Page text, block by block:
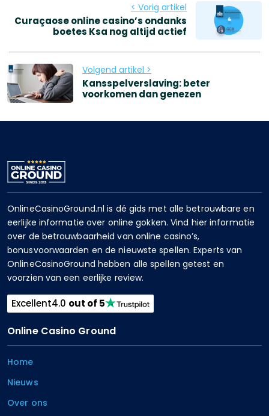
< Vorig artikel
Curaçaose online casino’s ondanks
boetes Ksa nog altijd actief
Volgend artikel >
Kansspelverslaving: beter
voorkomen dan genezen
OnlineCasinoGround.nl is dé gids met alle betrouwbare en
eerlijke informatie over online gokken. Vind hier informatie
over de betrouwbaarheid van online casino’s,
bonusvoorwaarden en de nieuwste spellen. Experts van
OnlineCasinoGround hebben alle spellen getest en
voorzien van een eerlijke review.
Excellent4.0 out of 5
Online Casino Ground
Home
Nieuws
Over ons